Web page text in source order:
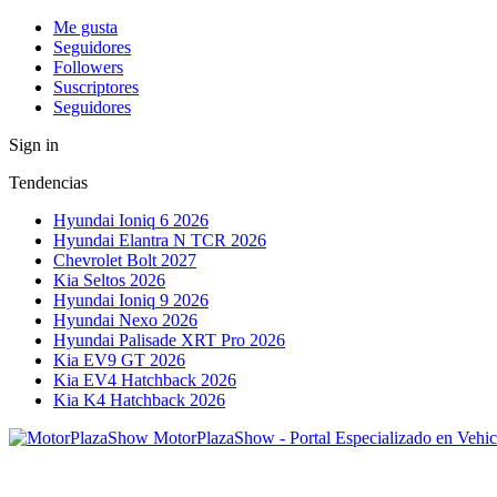
Me gusta
Seguidores
Followers
Suscriptores
Seguidores
Sign in
Tendencias
Hyundai Ioniq 6 2026
Hyundai Elantra N TCR 2026
Chevrolet Bolt 2027
Kia Seltos 2026
Hyundai Ioniq 9 2026
Hyundai Nexo 2026
Hyundai Palisade XRT Pro 2026
Kia EV9 GT 2026
Kia EV4 Hatchback 2026
Kia K4 Hatchback 2026
MotorPlazaShow - Portal Especializado en